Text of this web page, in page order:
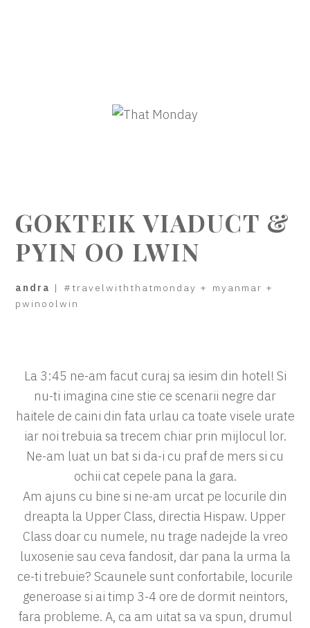
GOKTEIK VIADUCT &
PYIN OO LWIN
andra | #travelwiththatmonday + myanmar +
pwinoolwin
La 3:45 ne-am facut curaj sa iesim din hotel! Si
nu-ti imagina cine stie ce scenarii negre dar
haitele de caini din fata urlau ca toate visele urate
iar noi trebuia sa trecem chiar prin mijlocul lor.
Ne-am luat un bat si da-i cu praf de mers si cu
ochii cat cepele pana la gara.
Am ajuns cu bine si ne-am urcat pe locurile din
dreapta la Upper Class, directia Hispaw. Upper
Class doar cu numele, nu trage nadejde la vreo
luxosenie sau ceva fandosit, dar pana la urma la
ce-ti trebuie? Scaunele sunt confortabile, locurile
generoase si ai timp 3-4 ore de dormit neintors,
fara probleme. A, ca am uitat sa va spun, drumul